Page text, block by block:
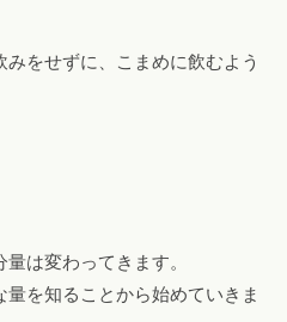
をせずに、こまめに飲むよう
は変わってきます。
を知ることから始めていきま